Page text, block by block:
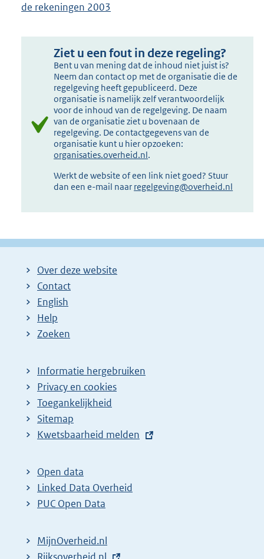
de rekeningen 2003
Ziet u een fout in deze regeling?
Bent u van mening dat de inhoud niet juist is?
Neem dan contact op met de organisatie die de
regelgeving heeft gepubliceerd. Deze
organisatie is namelijk zelf verantwoordelijk
voor de inhoud van de regelgeving. De naam
van de organisatie ziet u bovenaan de
regelgeving. De contactgegevens van de
organisatie kunt u hier opzoeken:
organisaties.overheid.nl.
Werkt de website of een link niet goed? Stuur
dan een e-mail naar regelgeving@overheid.nl
Over deze website
Contact
English
Help
Zoeken
Informatie hergebruiken
Privacy en cookies
Toegankelijkheid
Sitemap
E
t
e
r
l
Kwetsbaarheid melden
Open data
Linked Data Overheid
PUC Open Data
MijnOverheid.nl